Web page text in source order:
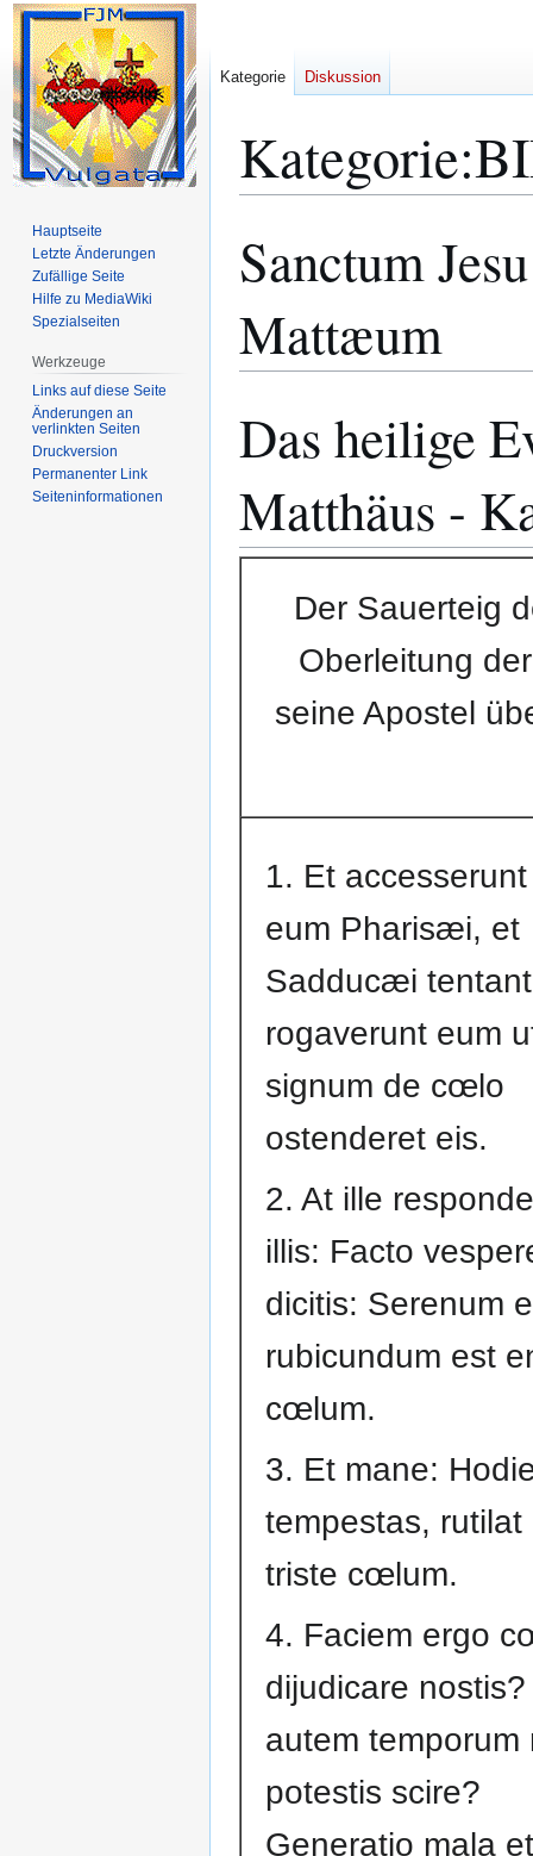
Kategorie:
Navigation
Suche
Sanctum
Mattæum
Das heilige
Matthäus -
Der Sauerteig
Oberleitung
seine Apostel
1. Et
eum Pharisæi, et
Sadducæi
rogaverunt eum
signum de cœlo
ostenderet eis.
2. At ille
illis: Facto
dicitis: Serenum
rubicundum est
cœlum.
3. Et mane:
tempestas, rutilat
triste cœlum.
4. Faciem ergo
dijudicare
autem temporum
potestis scire?
Generatio mala et
Kategorie Diskussion
Hauptseite
Letzte Änderungen
Zufällige Seite
Hilfe zu MediaWiki
Spezialseiten
Werkzeuge
Links auf diese Seite
Änderungen an
verlinkten Seiten
Druckversion
Permanenter Link
Seiten­­informationen